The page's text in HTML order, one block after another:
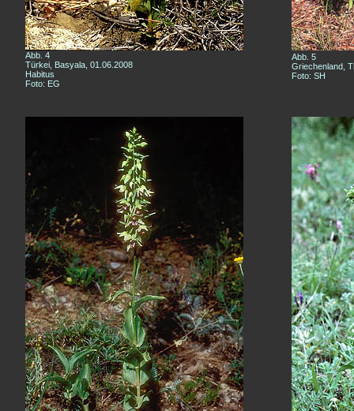
Abb. 4
Türkei, Basyala, 01.06.2008
Habitus
Foto: EG
Abb. 5
Griechenland,
Foto: SH